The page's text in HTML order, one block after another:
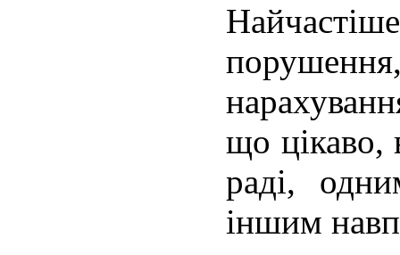
що цікаво,
раді,
іншим